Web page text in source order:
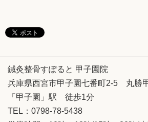
鍼灸整骨すぽると 甲子園院
兵庫県西宮市甲子園七番町2-5 丸勝
「甲子園」駅 徒歩1分
TEL：0798-78-5438